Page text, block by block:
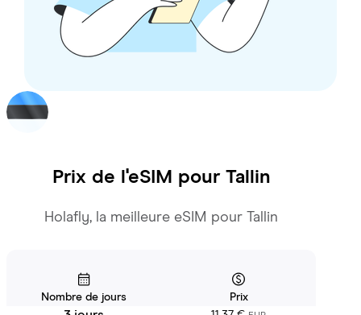
Prix de l'eSIM pour Tallin
Holafly, la meilleure eSIM pour Tallin
Nombre de jours Prix